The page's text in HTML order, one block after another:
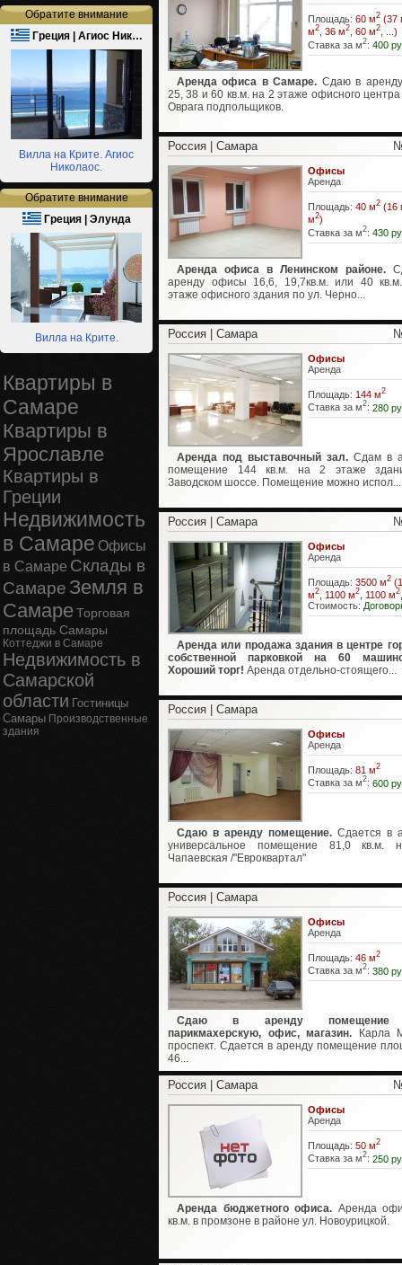
Обратите внимание
Греция | Агиос Ник…
Вилла на Крите. Агиос
Николаос.
Обратите внимание
Греция | Элунда
Вилла на Крите.
Квартиры в
Самаре
Квартиры в
Ярославле
Квартиры в
Греции
Недвижимость
в Самаре Офисы
в Самаре Склады в
Самаре Земля в
СамареТорговая
площадь Самары
Коттеджи в Самаре
Недвижимость в
Самарской
области Гостиницы
Самары Производственные
здания
Площадь: 60 м2 (37
м2 , 36 м2 , 60 м2 , ...)
Ставка за м2: 400
Аренда офиса в Самаре. Сдаю в
25, 38 и 60 кв.м. на 2 этаже офисного
Оврага подпольщиков.
Россия | Самара
Офисы
Аренда
Площадь: 40 м2 (16
м2)
Ставка за м2: 430
Аренда офиса в Ленинском районе.
аренду офисы 16,6, 19,7кв.м. или 40
этаже офисного здания по ул. Черно...
Россия | Самара
Офисы
Аренда
Площадь: 144 м2
Ставка за м2: 280
Аренда под выставочный зал. Сдам в
помещение 144 кв.м. на 2 этаже
Заводском шоссе. Помещение можно испол...
Россия | Самара
Офисы
Аренда
Площадь: 3500 м2
м2 , 1100 м2 , 1100 м2
Стоимость:
Аренда или продажа здания в центре
собственной парковкой на 60
Хороший торг! Аренда отдельно-стоящего...
Россия | Самара
Офисы
Аренда
Площадь: 81 м2
Ставка за м2: 600
Сдаю в аренду помещение. Сдается в
универсальное помещение 81,0 кв.м.
Чапаевская /"Евроквартал"
Россия | Самара
Офисы
Аренда
Площадь: 46 м2
Ставка за м2: 380
Сдаю в аренду помещение
парикмахерскую, офис, магазин. Карла
проспект. Сдается в аренду помещение
46...
Россия | Самара
Офисы
Аренда
Площадь: 50 м2
Ставка за м2: 250
Аренда бюджетного офиса. Аренда
кв.м. в промзоне в районе ул. Новоурицкой.